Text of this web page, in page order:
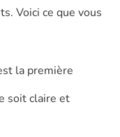
Voici ce que vous
la première
soit claire et